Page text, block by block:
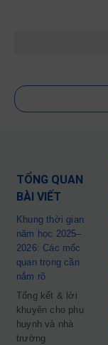
TỔNG QUAN
BÀI VIẾT
Khung thời gian
năm học 2025–
2026: Các mốc
quan trọng cần
nắm rõ
Tổng kết & lời
khuyên cho phụ
huynh và nhà
trường